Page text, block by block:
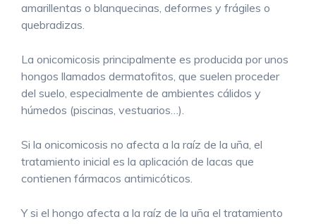
amarillentas o blanquecinas, deformes y frágiles o
quebradizas.
La onicomicosis principalmente es producida por unos
hongos llamados dermatofitos, que suelen proceder
del suelo, especialmente de ambientes cálidos y
húmedos (piscinas, vestuarios…).
Si la onicomicosis no afecta a la raíz de la uña, el
tratamiento inicial es la aplicación de lacas que
contienen fármacos antimicóticos.
Y si el hongo afecta a la raíz de la uña el tratamiento